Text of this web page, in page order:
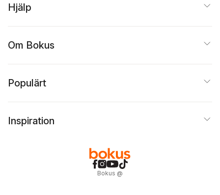
Hjälp
Om Bokus
Populärt
Inspiration
Bokus @